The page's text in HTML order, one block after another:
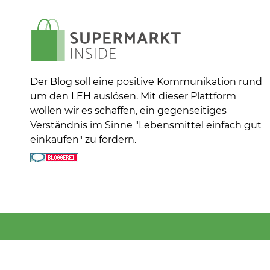
Der Blog soll eine positive Kommunikation rund
um den LEH auslösen. Mit dieser Plattform
wollen wir es schaffen, ein gegenseitiges
Verständnis im Sinne "Lebensmittel einfach gut
einkaufen" zu fördern.